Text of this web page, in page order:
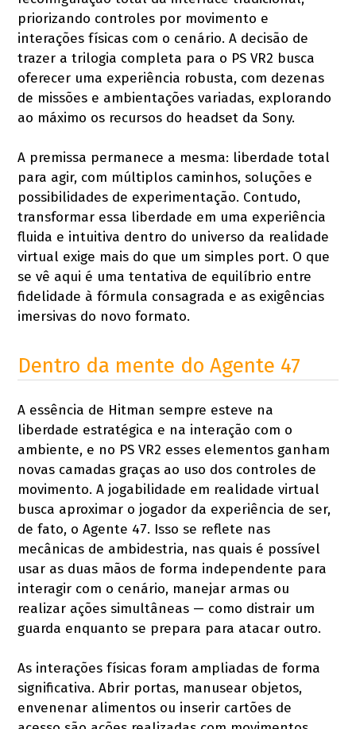
priorizando controles por movimento e
interações físicas com o cenário. A decisão de
trazer a trilogia completa para o PS VR2 busca
oferecer uma experiência robusta, com dezenas
de missões e ambientações variadas, explorando
ao máximo os recursos do headset da Sony.
A premissa permanece a mesma: liberdade total
para agir, com múltiplos caminhos, soluções e
possibilidades de experimentação. Contudo,
transformar essa liberdade em uma experiência
fluida e intuitiva dentro do universo da realidade
virtual exige mais do que um simples port. O que
se vê aqui é uma tentativa de equilíbrio entre
fidelidade à fórmula consagrada e as exigências
imersivas do novo formato.
Dentro da mente do Agente 47
A essência de Hitman sempre esteve na
liberdade estratégica e na interação com o
ambiente, e no PS VR2 esses elementos ganham
novas camadas graças ao uso dos controles de
movimento. A jogabilidade em realidade virtual
busca aproximar o jogador da experiência de ser,
de fato, o Agente 47. Isso se reflete nas
mecânicas de ambidestria, nas quais é possível
usar as duas mãos de forma independente para
interagir com o cenário, manejar armas ou
realizar ações simultâneas — como distrair um
guarda enquanto se prepara para atacar outro.
As interações físicas foram ampliadas de forma
significativa. Abrir portas, manusear objetos,
envenenar alimentos ou inserir cartões de